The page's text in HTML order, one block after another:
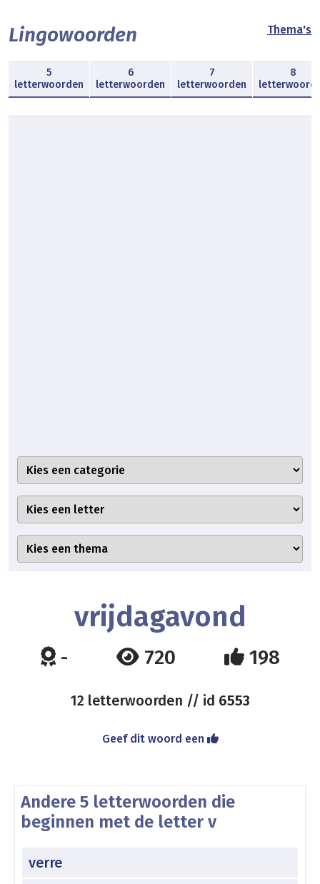
Lingowoorden Thema's
5
letterwoorden
6
letterwoorden
7
letterwoorden
8
vrijdagavond
- 720 198
12 letterwoorden // id 6553
Geef dit woord een
Andere 5 letterwoorden die
beginnen met de letter v
verre